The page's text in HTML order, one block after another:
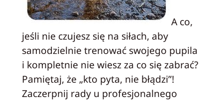
A co,
jeśli nie czujesz się na siłach, aby
samodzielnie trenować swojego pupila
i kompletnie nie wiesz za co się zabrać?
Pamiętaj, że „kto pyta, nie błądzi”!
Zaczerpnij rady u profesjonalnego